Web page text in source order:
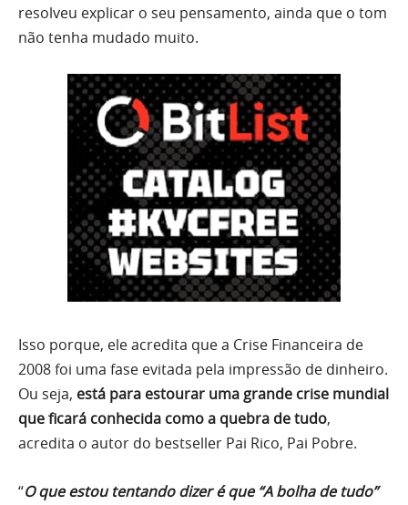
resolveu explicar o seu pensamento, ainda que o tom
não tenha mudado muito.
Isso porque, ele acredita que a Crise Financeira de
2008 foi uma fase evitada pela impressão de dinheiro.
Ou seja, está para estourar uma grande crise mundial
que ficará conhecida como a quebra de tudo,
acredita o autor do bestseller Pai Rico, Pai Pobre.
“O que estou tentando dizer é que “A bolha de tudo”